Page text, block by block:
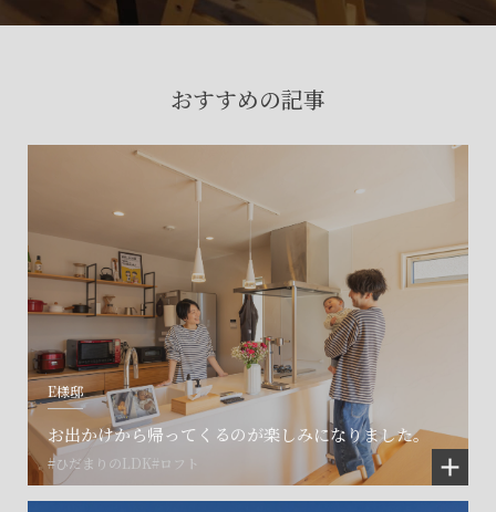
おすすめの記事
E様邸
お出かけから帰ってくるのが楽しみになりました。
#ひだまりのLDK#ロフト
土地の活用・賃貸経営に関する
関連施設一覧
©SET inc.